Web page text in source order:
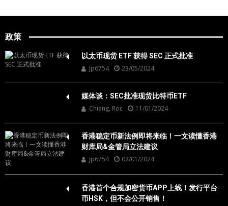
政策
以太币现货 ETF 获得 SEC 正式批准
Jp6754 23/05/2024
媒体谈：SEC批准现货比特币ETF
Chiang, Roc 11/01/2024
香港稳定币新法例即将来临！一文读懂香港
财库局&金管局立法建议
Jp6754 02/01/2024
香港首个合规加密货币APP上线！发行平台
币HSK，但不会公开销售！